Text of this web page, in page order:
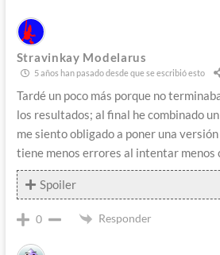
Stravinkay Modelarus
5 años han pasado desde que se escribió esto
Tardé un poco más porque no
los resultados; al final he combinado
me siento obligado a poner una
tiene menos errores al intentar menos
Spoiler
0 Responder